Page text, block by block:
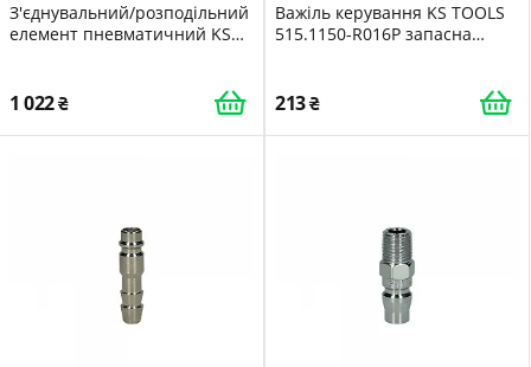
З'єднувальний/розподільний
елемент пневматичний KS
1 022
Важіль керування KS TOOLS
515.1150-R016P запасна
213